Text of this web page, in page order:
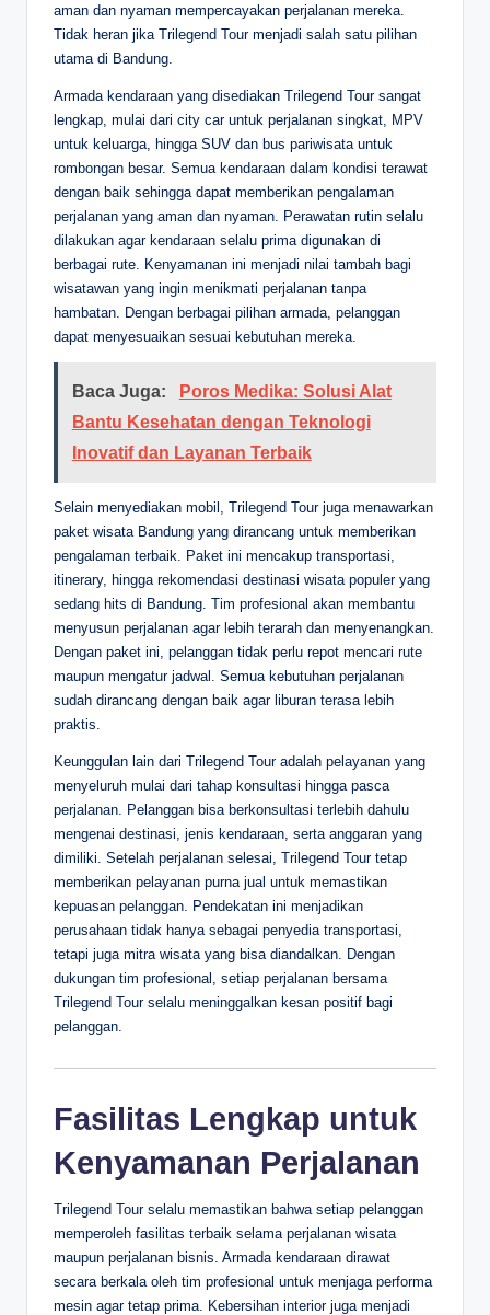
aman dan nyaman mempercayakan perjalanan mereka.
Tidak heran jika Trilegend Tour menjadi salah satu pilihan
utama di Bandung.
Armada kendaraan yang disediakan Trilegend Tour sangat
lengkap, mulai dari city car untuk perjalanan singkat, MPV
untuk keluarga, hingga SUV dan bus pariwisata untuk
rombongan besar. Semua kendaraan dalam kondisi terawat
dengan baik sehingga dapat memberikan pengalaman
perjalanan yang aman dan nyaman. Perawatan rutin selalu
dilakukan agar kendaraan selalu prima digunakan di
berbagai rute. Kenyamanan ini menjadi nilai tambah bagi
wisatawan yang ingin menikmati perjalanan tanpa
hambatan. Dengan berbagai pilihan armada, pelanggan
dapat menyesuaikan sesuai kebutuhan mereka.
Baca Juga:
Poros Medika: Solusi Alat
Bantu Kesehatan dengan Teknologi
Inovatif dan Layanan Terbaik
Selain menyediakan mobil, Trilegend Tour juga menawarkan
paket wisata Bandung yang dirancang untuk memberikan
pengalaman terbaik. Paket ini mencakup transportasi,
itinerary, hingga rekomendasi destinasi wisata populer yang
sedang hits di Bandung. Tim profesional akan membantu
menyusun perjalanan agar lebih terarah dan menyenangkan.
Dengan paket ini, pelanggan tidak perlu repot mencari rute
maupun mengatur jadwal. Semua kebutuhan perjalanan
sudah dirancang dengan baik agar liburan terasa lebih
praktis.
Keunggulan lain dari Trilegend Tour adalah pelayanan yang
menyeluruh mulai dari tahap konsultasi hingga pasca
perjalanan. Pelanggan bisa berkonsultasi terlebih dahulu
mengenai destinasi, jenis kendaraan, serta anggaran yang
dimiliki. Setelah perjalanan selesai, Trilegend Tour tetap
memberikan pelayanan purna jual untuk memastikan
kepuasan pelanggan. Pendekatan ini menjadikan
perusahaan tidak hanya sebagai penyedia transportasi,
tetapi juga mitra wisata yang bisa diandalkan. Dengan
dukungan tim profesional, setiap perjalanan bersama
Trilegend Tour selalu meninggalkan kesan positif bagi
pelanggan.
Fasilitas Lengkap untuk
Kenyamanan Perjalanan
Trilegend Tour selalu memastikan bahwa setiap pelanggan
memperoleh fasilitas terbaik selama perjalanan wisata
maupun perjalanan bisnis. Armada kendaraan dirawat
secara berkala oleh tim profesional untuk menjaga performa
mesin agar tetap prima. Kebersihan interior juga menjadi